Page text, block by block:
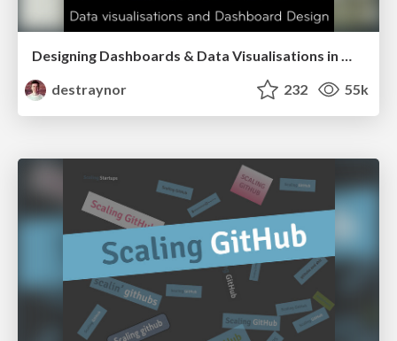
Designing Dashboards & Data Visualisations in Web Apps
destraynor
232 55k